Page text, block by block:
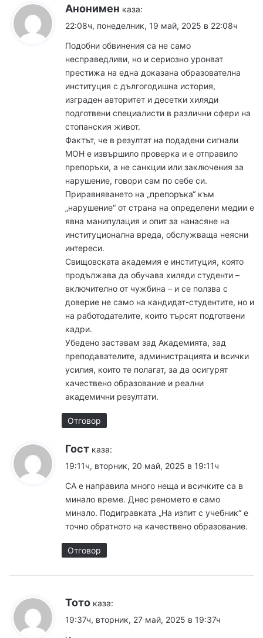
Анонимен каза:
22:08ч, понеделник, 19 май, 2025 в 22:08ч
Подобни обвинения са не само
несправедливи, но и сериозно уронват
престижа на една доказана образователна
институция с дългогодишна история,
изграден авторитет и десетки хиляди
подготвени специалисти в различни сфери на
стопанския живот.
Фактът, че в резултат на подадени сигнали
МОН е извършило проверка и е отправило
препоръки, а не санкции или заключения за
нарушение, говори сам по себе си.
Приравняването на „препоръка“ към
„нарушение“ от страна на определени медии е
явна манипулация и опит за нанасяне на
институционална вреда, обслужваща неясни
интереси.
Свищовската академия е институция, която
продължава да обучава хиляди студенти –
включително от чужбина – и се ползва с
доверие не само на кандидат-студентите, но и
на работодателите, които търсят подготвени
кадри.
Убедено заставам зад Академията, зад
преподавателите, администрацията и всички
усилия, които те полагат, за да осигурят
качествено образование и реални
академични резултати.
Отговор
Гост каза:
19:11ч, вторник, 20 май, 2025 в 19:11ч
СА е направила много неща и всичките са в
минало време. Днес реномето е само
минало. Подигравката „На изпит с учебник“ е
точно обратното на качествено образование.
Отговор
Тото каза:
19:37ч, вторник, 27 май, 2025 в 19:37ч